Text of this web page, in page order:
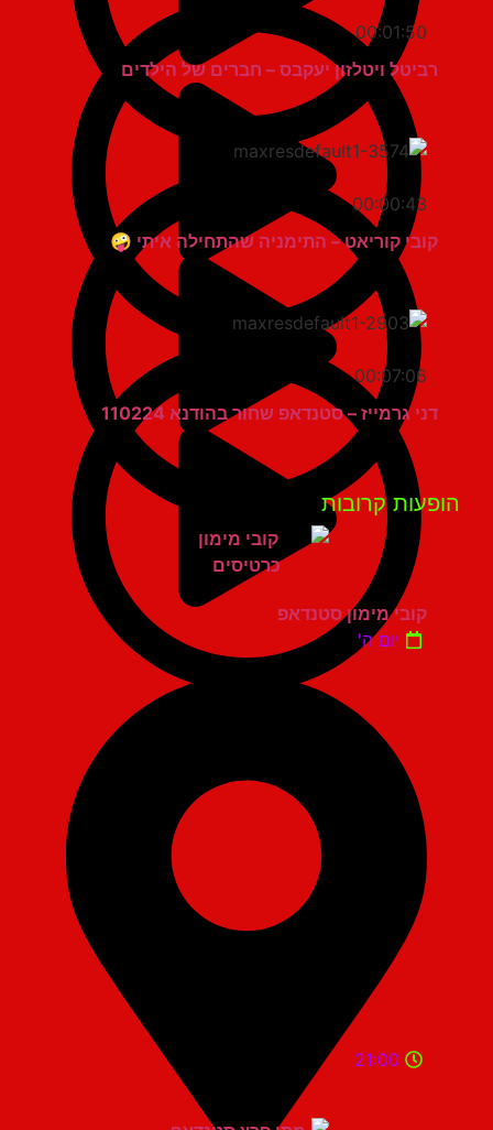
00:01:50
רביטל ויטלזון יעקבס – חברים של הילדים
00:00:43
קובי קוריאט – התימניה שהתחילה איתי 🤪
00:07:06
דני גרמייז – סטנדאפ שחור בהודנא 110224
קרובות
קובי מימון סטנדאפ
יום ה'
21:00